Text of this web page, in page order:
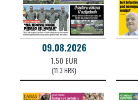
09.08.2026
1.50 EUR
(11.3 HRK)